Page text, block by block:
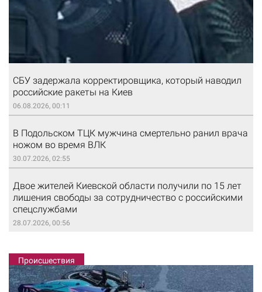
СБУ задержала корректировщика, который наводил
российские ракеты на Киев
06.08.2026, 00:11
В Подольском ТЦК мужчина смертельно ранил врача
ножом во время ВЛК
30.07.2026, 02:55
Двое жителей Киевской области получили по 15 лет
лишения свободы за сотрудничество с российскими
спецслужбами
28.07.2026, 00:56
Происшествия